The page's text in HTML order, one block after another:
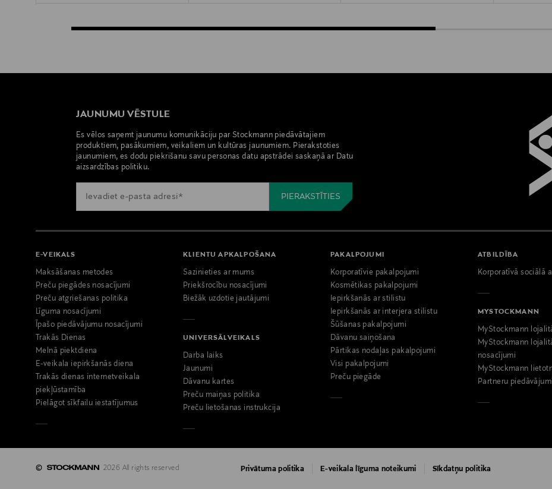
JAUNUMU VĒSTULE
Es vēlos saņemt jaunumu komunikāciju par Stockmann piedāvātajiem
produktiem, pasākumiem, veikaliem un kultūras jaunumiem. Pierakstoties
jaunumiem, es dodu piekrišanu savu personas datu apstrādei saskaņā ar Datu
aizsardzības politiku.
E-VEIKALS
Maksāšanas metodes
Preču piegādes nosacījumi
Preču atgriešanas politika
Līguma nosacījumi
Īpašo piedāvājumu nosacījumi
Trakās Dienas
Melnā piektdiena
E-veikala iepirkšanās diena
Trakās dienas internetveikala
piekļūstamība
Pielāgot sīkfailu iestatījumus
KLIENTU APKALPOŠANA
Sazinieties ar mums
Priekšrocību nosacījumi
Biežāk uzdotie jautājumi
UNIVERSĀLVEIKALS
Darba laiks
Jaunumi
Dāvanu kartes
Preču maiņas politika
Preču lietošanas instrukcija
PAKALPOJUMI
Korporatīvie pakalpojumi
Kosmētikas pakalpojumi
Iepirkšanās ar stilistu
Iepirkšanās ar interjera stilistu
Šūšanas pakalpojumi
Dāvanu saiņošana
Pārtikas nodaļas pakalpojumi
Visi pakalpojumi
Preču piegāde
ATBILDĪBA
Korporatīvā sociālā
MYSTOCKMANN
MyStockmann
MyStockmann
nosacījumi
MyStockmann
Partneru piedāvājumi
© 2026 All rights reserved Privātuma politika E-veikala līguma noteikumi Sīkdatņu politika